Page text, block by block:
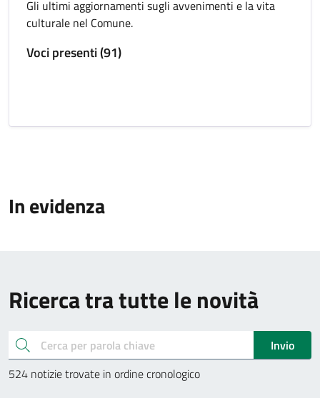
Gli ultimi aggiornamenti sugli avvenimenti e la vita
culturale nel Comune.
Voci presenti (91)
In evidenza
Ricerca tra tutte le novità
cerca
Invio
524 notizie trovate in ordine cronologico